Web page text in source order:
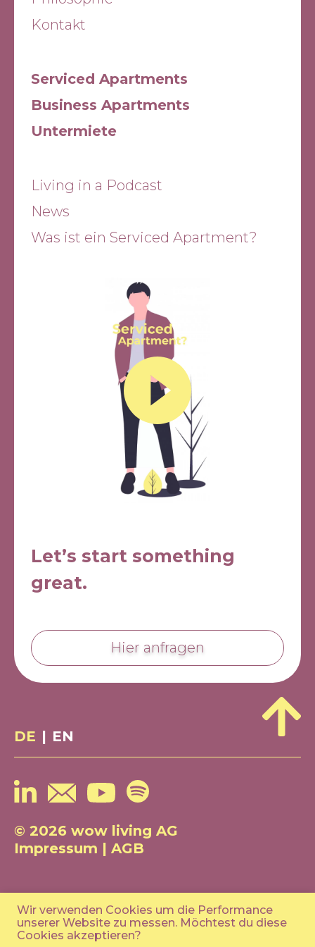
Kontakt
Serviced Apartments
Business Apartments
Untermiete
Living in a Podcast
News
Was ist ein Serviced Apartment?
Let’s start something
great.
Hier anfragen
© 2026 wow living AG
Impressum | AGB
DE | EN
Wir verwenden Cookies um die Performance
unserer Website zu messen. Möchtest du diese
Cookies akzeptieren?